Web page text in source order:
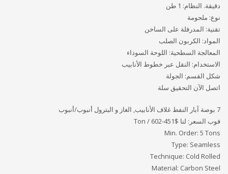
دقيقة. النظام: 1 طن
نوع: ملحومة
تقنية: المدرفلة على الساخن
المواد: الكربون الصلب
المعالجة السطحية: اللوحة السوداء
الاستخدام: النقل عبر خطوط الأنابيب
شكل القسم: الجولة
اتصل الآن التحقيق سلة
7 بوصة آبار النفط غلاف الأنابيب, الغاز و البترول أنبوب/أنبوب
فوب السعر: لنا $451-602 / Ton
Min. Order: 5 Tons
Type: Seamless
Technique: Cold Rolled
Material: Carbon Steel